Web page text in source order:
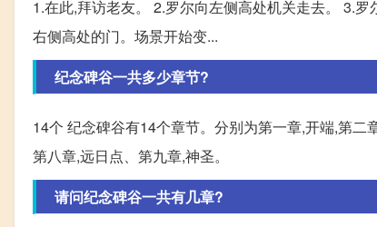
1.在此,拜访老友。 2.罗尔向左侧高处机关走去。 3.
右侧高处的门。场景开始变...
纪念碑谷一共多少章节?
14个 纪念碑谷有14个章节。分别为第一章,开端,第二
第八章,远日点、第九章,神圣。
请问纪念碑谷一共有几章?